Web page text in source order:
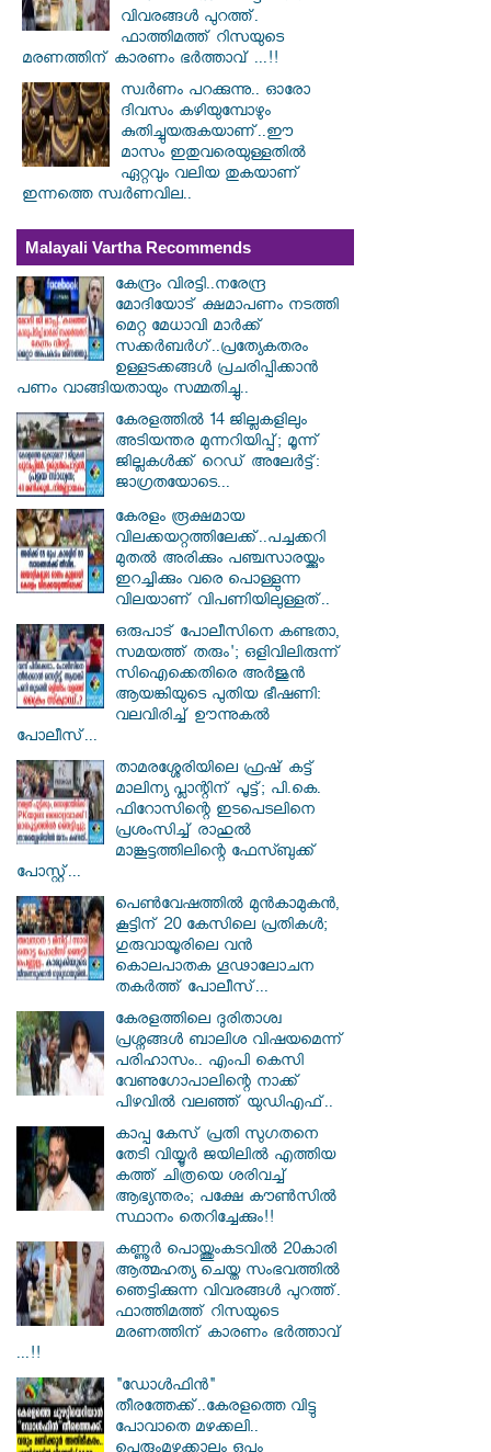
വിവരങ്ങൾ പുറത്ത്.
ഫാത്തിമത്ത് റിസയുടെ
മരണത്തിന് കാരണം ഭർത്താവ് ...!!
സ്വര്‍ണം പറക്കുന്നു.. ഓരോ
ദിവസം കഴിയുമ്പോഴും
കുതിച്ചുയരുകയാണ്..ഈ
മാസം ഇതുവരെയുള്ളതിൽ
ഏറ്റവും വലിയ തുകയാണ്
ഇന്നത്തെ സ്വർണവില..
Malayali Vartha Recommends
കേന്ദ്രം വിരട്ടി..നരേന്ദ്ര
മോദിയോട് ക്ഷമാപണം നടത്തി
മെറ്റ മേധാവി മാർക്ക്
സക്കർബർ​ഗ്..പ്രത്യേകതരം
ഉള്ളടക്കങ്ങൾ പ്രചരിപ്പിക്കാൻ
പണം വാങ്ങിയതായും സമ്മതിച്ചു..
കേരളത്തിൽ 14 ജില്ലകളിലും
അടിയന്തര മുന്നറിയിപ്പ്; മൂന്ന്
ജില്ലകൾക്ക് റെഡ് അലേർട്ട്:
ജാഗ്രതയോടെ...
കേരളം രൂക്ഷമായ
വിലക്കയറ്റത്തിലേക്ക്..പച്ചക്കറി
മുതൽ അരിക്കും പഞ്ചസാരയ്ക്കും
ഇറച്ചിക്കും വരെ പൊള്ളുന്ന
വിലയാണ് വിപണിയിലുള്ളത്..
ഒരുപാട് പോലീസിനെ കണ്ടതാ,
സമയത്ത് തരും'; ഒളിവിലിരുന്ന്
സിഐക്കെതിരെ അർജുൻ
ആയങ്കിയുടെ പുതിയ ഭീഷണി:
വലവിരിച്ച് ഊന്നുകൽ
പോലീസ്...
താമരശ്ശേരിയിലെ ഫ്രഷ് കട്ട്
മാലിന്യ പ്ലാന്റിന് പൂട്ട്; പി.കെ.
ഫിറോസിന്റെ ഇടപെടലിനെ
പ്രശംസിച്ച് രാഹുൽ
മാങ്കൂട്ടത്തിലിന്റെ ഫേസ്ബുക്ക്
പോസ്റ്റ്...
പെൺവേഷത്തിൽ മുൻകാമുകൻ,
കൂട്ടിന് 20 കേസിലെ പ്രതികൾ;
ഗുരുവായൂരിലെ വൻ
കൊലപാതക ഗൂഢാലോചന
തകർത്ത് പോലീസ്...
കേരളത്തിലെ ദുരിതാശ്വ
പ്രശ്നങ്ങൾ ബാലിശ വിഷയമെന്ന്
പരിഹാസം.. എംപി കെസി
വേണു​ഗോപാലിന്റെ നാക്ക്
പിഴവിൽ വലഞ്ഞ് യുഡിഎഫ്..
കാപ്പ കേസ് പ്രതി സു​ഗതനെ
തേടി വിയ്യൂർ ജയിലിൽ എത്തിയ
കത്ത് ചിത്രയെ ശരിവച്ച്
ആഭ്യന്തരം; പക്ഷേ കൗൺസിൽ
സ്ഥാനം തെറിച്ചേക്കും!!
കണ്ണൂർ പൊയ്ത്തുംകടവിൽ 20കാരി
ആത്മഹത്യ ചെയ്ത സംഭവത്തിൽ
ഞെട്ടിക്കുന്ന വിവരങ്ങൾ പുറത്ത്.
ഫാത്തിമത്ത് റിസയുടെ
മരണത്തിന് കാരണം ഭർത്താവ്
...!!
"ഡോൾഫിൻ"
തീരത്തേക്ക്..കേരളത്തെ വിട്ടു
പോവാതെ മഴക്കലി..